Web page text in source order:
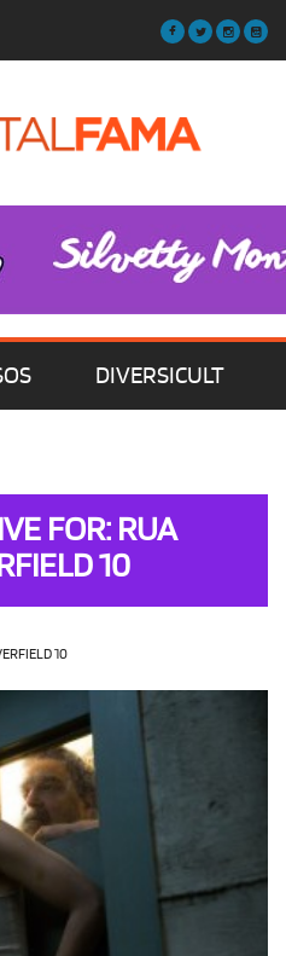
DIVERSICULT
EU QUERO!
FOR: RUA
10
10